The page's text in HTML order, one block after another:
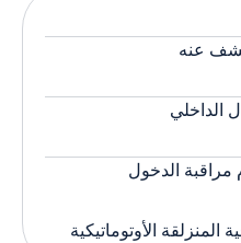
الدخول
الأوتوماتيكية